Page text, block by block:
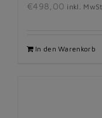
€498,00 inkl.
In den Warenkorb